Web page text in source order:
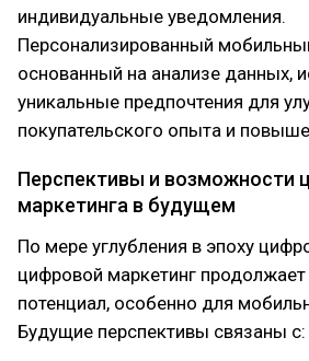
индивидуальные уведомления.
Персонализированный
основанный на анализе данных,
уникальные предпочтения для
покупательского опыта и
Перспективы и возможности
маркетинга в будущем
По мере углубления в эпоху
цифровой маркетинг
потенциал, особенно для
Будущие перспективы связаны с: